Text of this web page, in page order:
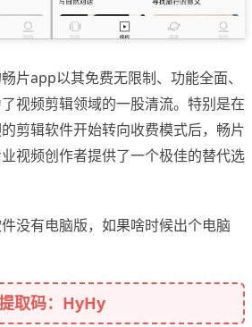
片app以其免费无限制、功能全面、
视频剪辑领域的一股清流。特别是在
剪辑软件开始转向收费模式后，畅片
视频创作者提供了一个极佳的替代选
没有电脑版，如果啥时候出个电脑
取码：HyHy